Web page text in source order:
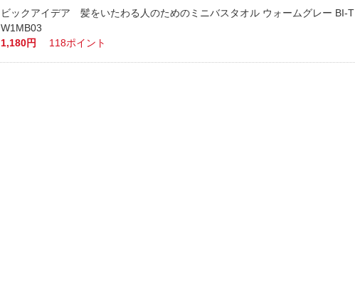
ビックアイデア 髪をいたわる人のためのミニバスタオル ウォームグレー BI-T
W1MB03
1,180円
118ポイント